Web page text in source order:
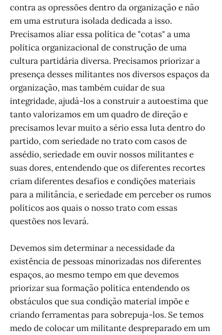
contra as opressões dentro da organização e não
em uma estrutura isolada dedicada a isso.
Precisamos aliar essa política de "cotas" a uma
política organizacional de construção de uma
cultura partidária diversa. Precisamos priorizar a
presença desses militantes nos diversos espaços da
organização, mas também cuidar de sua
integridade, ajudá-los a construir a autoestima que
tanto valorizamos em um quadro de direção e
precisamos levar muito a sério essa luta dentro do
partido, com seriedade no trato com casos de
assédio, seriedade em ouvir nossos militantes e
suas dores, entendendo que os diferentes recortes
criam diferentes desafios e condições materiais
para a militância, e seriedade em perceber os rumos
políticos aos quais o nosso trato com essas
questões nos levará.
Devemos sim determinar a necessidade da
existência de pessoas minorizadas nos diferentes
espaços, ao mesmo tempo em que devemos
priorizar sua formação política entendendo os
obstáculos que sua condição material impõe e
criando ferramentas para sobrepuja-los. Se temos
medo de colocar um militante despreparado em um